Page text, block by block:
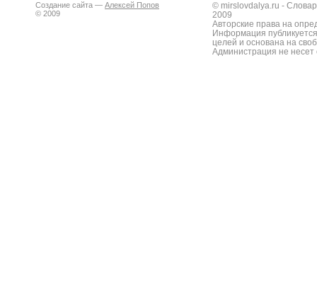
Создание сайта — Алексей Попов
© 2009
© mirslovdalya.ru -
2009
Авторские права на
Информация
целей и основана на
Администрация не несет